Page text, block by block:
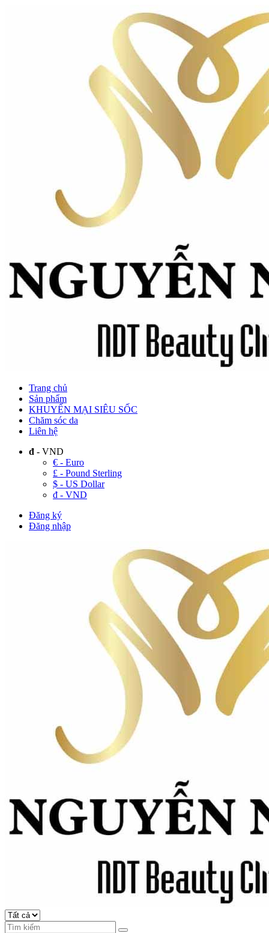
Trang chủ
Sản phẩm
KHUYẾN MẠI SIÊU SỐC
Chăm sóc da
Liên hệ
đ - VND
€ - Euro
£ - Pound Sterling
$ - US Dollar
đ - VND
Đăng ký
Đăng nhập